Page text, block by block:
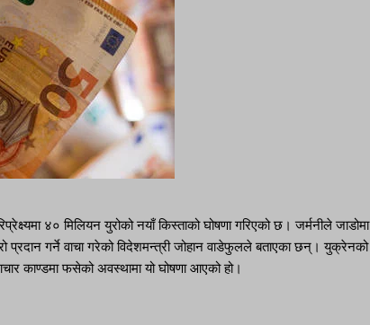
४० मिलियन युरोको नयाँ किस्ताको घोषणा गरिएको छ। जर्मनीले जाडोमा
प्रदान गर्ने वाचा गरेको विदेशमन्त्री जोहान वाडेफुलले बताएका छन्। युक्रेनको
काण्डमा फसेको अवस्थामा यो घोषणा आएको हो।